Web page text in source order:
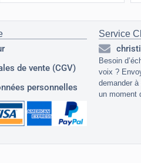
de vente (CGV)
personnelles
Service
Besoin
voix ?
demander à
un moment